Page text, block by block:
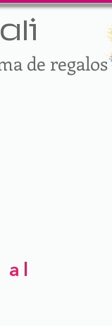
de regalos
al